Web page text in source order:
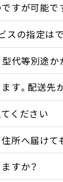
すが可能で
スの指定は
型代等別途
す。配送先
ください
所へ届けて
すか？